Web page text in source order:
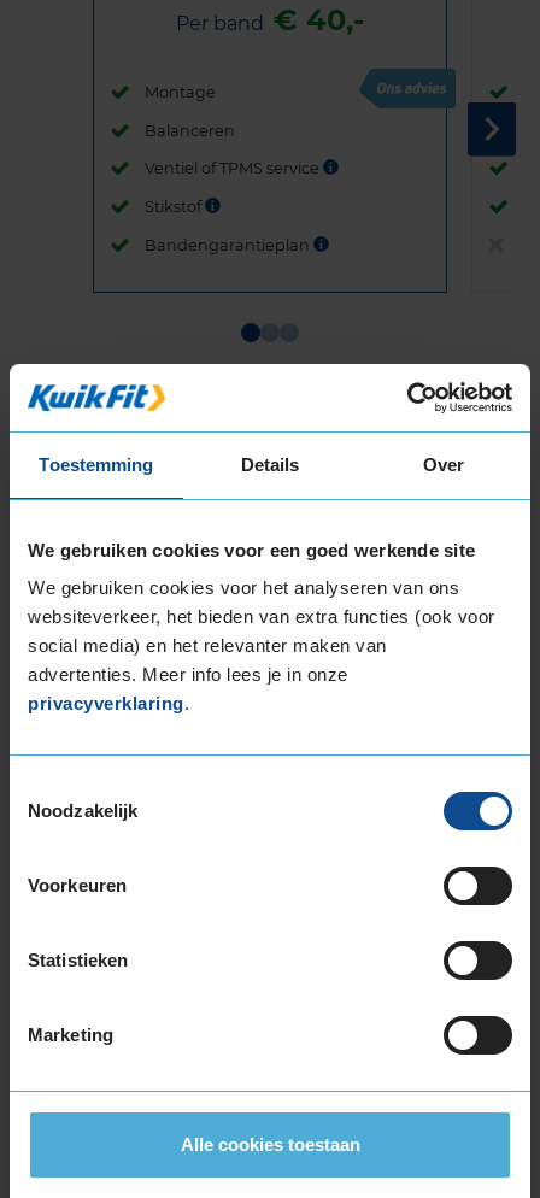
Toestemming Details Over
We gebruiken cookies voor een goed werkende site
We gebruiken cookies voor het analyseren van ons
websiteverkeer, het bieden van extra functies (ook voor
social media) en het relevanter maken van
advertenties. Meer info lees je in onze
privacyverklaring.
Noodzakelijk
Voorkeuren
Statistieken
Marketing
Alle cookies toestaan
Per band € 40,-
Montage
Balanceren
Ventiel of TPMS service
Stikstof
Bandengarantieplan
Item
Beschikbare bandenmaten
16-inch banden
195/55R16 87H
195/55R16 87V
195/55R16 91V EXTRALOAD
195/55R16 91W EXTRALOAD
205/55R16 94H EXTRALOAD
205/60R16 92H
205/60R16 96W EXTRALOAD
215/55R16 97W EXTRALOAD